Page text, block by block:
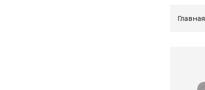
Главная